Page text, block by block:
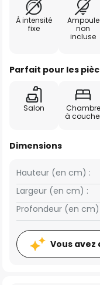
À intensité
fixe
Ampoule
non
incluse
Parfait pour les
Salon
Chambre
à
Dimensions
Largeur (en cm) :
Hauteur (en cm) :
Profondeur (en cm)
Vous avez